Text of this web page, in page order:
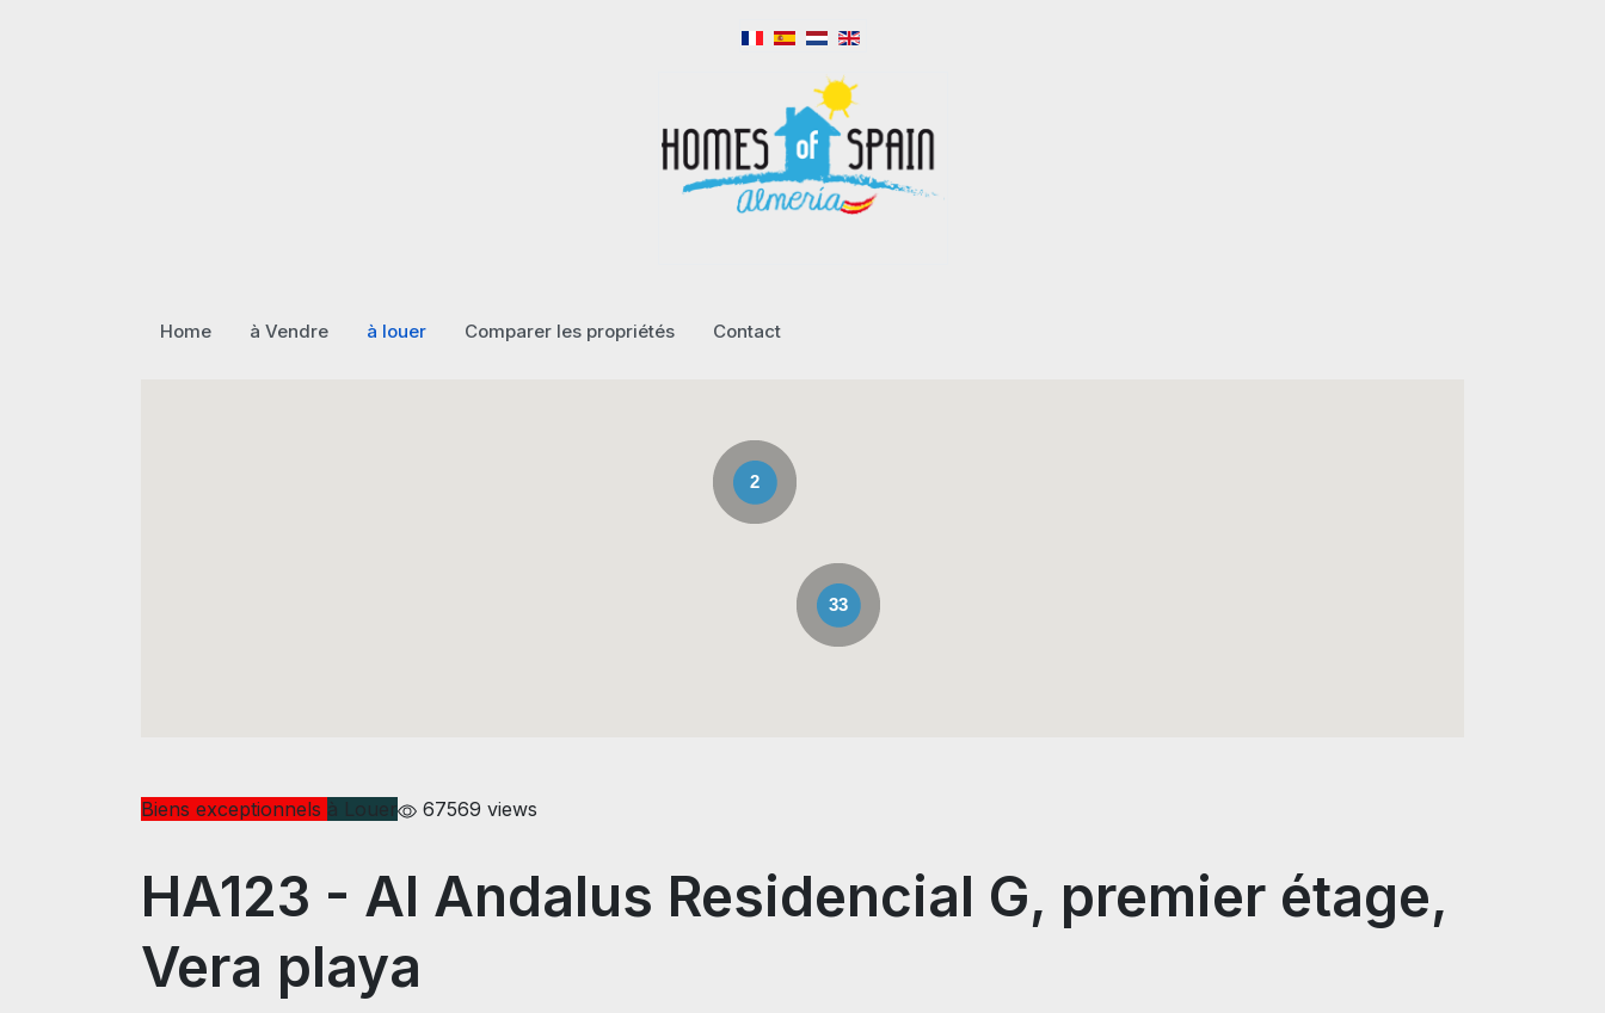
Home à Vendre à louer Comparer les propriétés Contact
33
2
Biens exceptionnels 67569 views
HA123 - Al Andalus Residencial G, premier étage,
Vera playa